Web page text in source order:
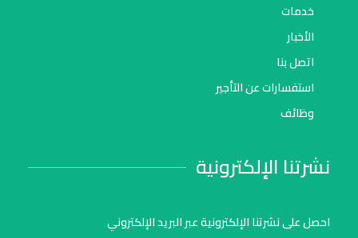
نشرتنا الإلكترونية
احصل على نشرتنا الإلكترونية عبر البريد الإلكتروني
خدمات
الأخبار
اتصل بنا
استفسارات عن التأجير
وظائف